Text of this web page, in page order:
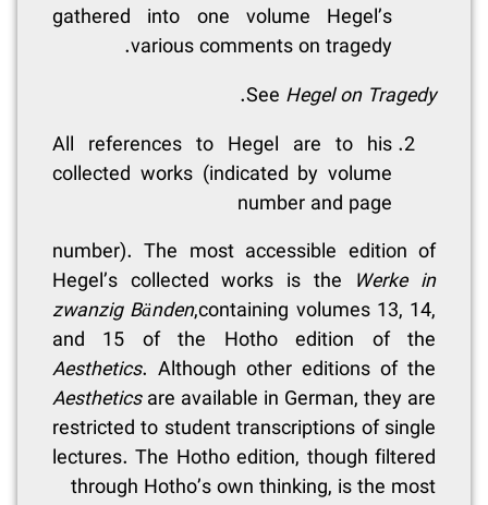
gathered into one volume Hegel’s
various comments on tragedy.
See Hegel on Tragedy
.
All references to Hegel are to his
collected works (indicated by volume
number and page
number). The most accessible edition of
Hegel’s collected works is the Werke in
zwanzig Bänden,containing volumes 13, 14,
and 15 of the Hotho edition of the
Aesthetics. Although other editions of the
Aestheticsare available in German, they are
restricted to student transcriptions of single
lectures. The Hotho edition, though filtered
through Hotho’s own thinking, is the most